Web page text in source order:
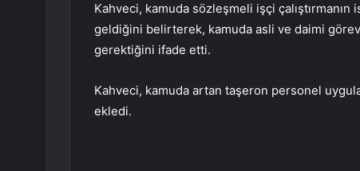
Kahveci, kamuda sözleşmeli işçi
geldiğini belirterek, kamuda asli ve daimi
gerektiğini ifade etti.
Kahveci, kamuda artan taşeron personel
ekledi.